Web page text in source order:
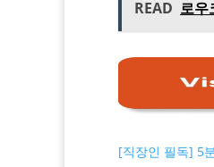
READ 로우
[직장인 필독] 5